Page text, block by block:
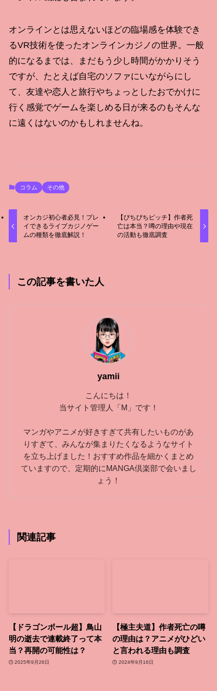
オンラインとは思えないほどの臨場感を体験でき
るVR技術を使ったオンラインカジノの世界。一般
的になるまでは、まだもう少し時間がかかりそう
ですが、たとえば自宅のソファにいながらにし
て、友達や恋人と旅行やちょっとしたおでかけに
行く感覚でゲームを楽しめる日が来るのもそんな
に遠くはないのかもしれませんね。
コラム その他
オンカジ初心者必見！プレ
イできるライブカジノゲー
ムの種類を徹底解説！
【ぴちぴちピッチ】作者死
亡は本当？噂の理由や現在
の活動も徹底調査
この記事を書いた人
yamii
こんにちは！
当サイト管理人「M」です！
マンガやアニメが好きすぎて共有したいものがあ
りすぎて、みんなが集まりたくなるようなサイト
を立ち上げました！おすすめ作品を細かくまとめ
ていますので、定期的にMANGA倶楽部で会いまし
ょう！
関連記事
【ドラゴンボール超】鳥山
明の逝去で連載終了って本
当？再開の可能性は？
2025年9月26日
【極主夫道】作者死亡の噂
の理由は？アニメがひどい
と言われる理由も調査
2024年9月16日